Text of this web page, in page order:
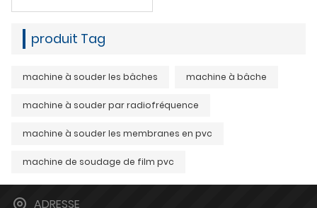
produit Tag
machine à souder les bâches machine à bâche
machine à souder par radiofréquence
machine à souder les membranes en pvc
machine de soudage de film pvc
ADRESSE